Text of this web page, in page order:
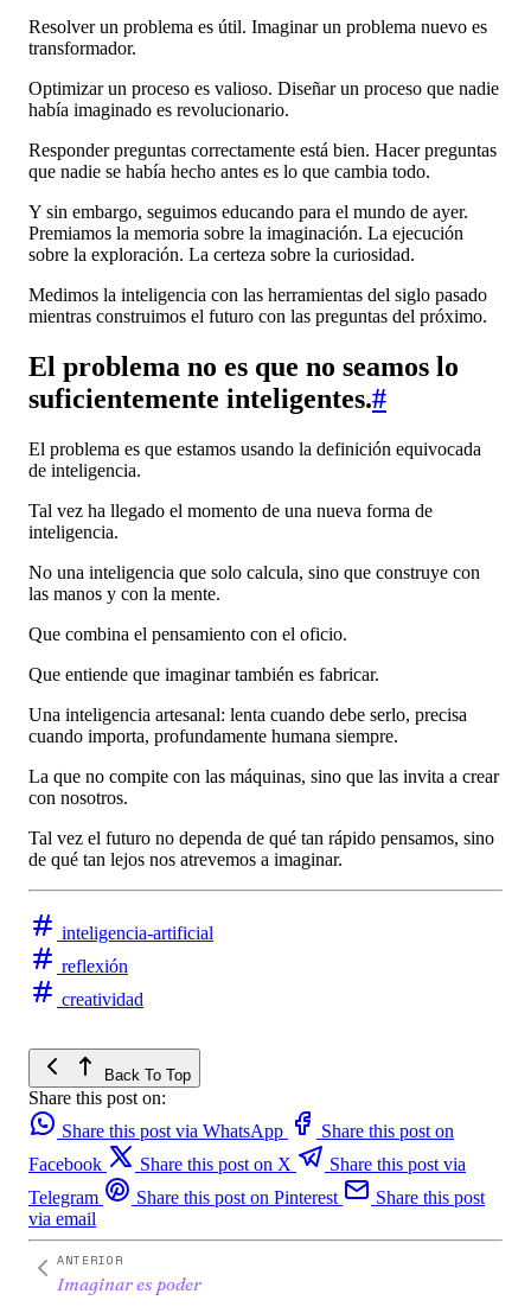
Resolver un problema es útil. Imaginar un problema nuevo es
transformador.
Optimizar un proceso es valioso. Diseñar un proceso que nadie
había imaginado es revolucionario.
Responder preguntas correctamente está bien. Hacer preguntas
que nadie se había hecho antes es lo que cambia todo.
Y sin embargo, seguimos educando para el mundo de ayer.
Premiamos la memoria sobre la imaginación. La ejecución
sobre la exploración. La certeza sobre la curiosidad.
Medimos la inteligencia con las herramientas del siglo pasado
mientras construimos el futuro con las preguntas del próximo.
El problema no es que no seamos lo
suficientemente inteligentes.#
El problema es que estamos usando la definición equivocada
de inteligencia.
Tal vez ha llegado el momento de una nueva forma de
inteligencia.
No una inteligencia que solo calcula, sino que construye con
las manos y con la mente.
Que combina el pensamiento con el oficio.
Que entiende que imaginar también es fabricar.
Una inteligencia artesanal: lenta cuando debe serlo, precisa
cuando importa, profundamente humana siempre.
La que no compite con las máquinas, sino que las invita a crear
con nosotros.
Tal vez el futuro no dependa de qué tan rápido pensamos, sino
de qué tan lejos nos atrevemos a imaginar.
inteligencia-artificial
reflexión
creatividad
Back To Top
Share this post on:
Share this post via WhatsApp
Share this post on
Facebook
Share this post on X
Share this post via
Telegram
Share this post on Pinterest
Share this post
via email
ANTERIOR
Imaginar es poder